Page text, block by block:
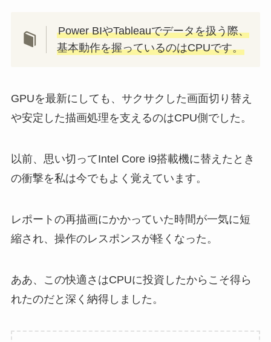
Power BIやTableauでデータを扱う際、
基本動作を握っているのはCPUです。
GPUを最新にしても、サクサクした画面切り替え
や安定した描画処理を支えるのはCPU側でした。
以前、思い切ってIntel Core i9搭載機に替えたとき
の衝撃を私は今でもよく覚えています。
レポートの再描画にかかっていた時間が一気に短
縮され、操作のレスポンスが軽くなった。
ああ、この快適さはCPUに投資したからこそ得ら
れたのだと深く納得しました。